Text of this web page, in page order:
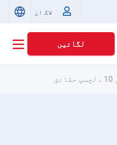
لاگ ان
لگائیں